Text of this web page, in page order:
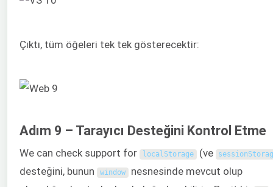
Çıktı, tüm öğeleri tek tek gösterecektir:
Adım 9 – Tarayıcı Desteğini Kontrol Etme
We can check support for localStorage (ve
desteğini, bunun window nesnesinde mevcut olup